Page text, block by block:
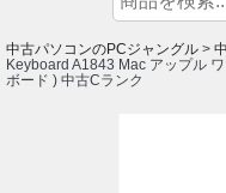
中古パソコンのPCジャングル >
Keyboard A1843 Mac アップル
ボード ) 中古Cランク